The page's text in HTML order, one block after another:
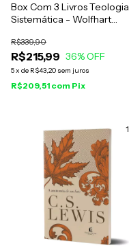
Box Com 3 Livros Teologia
Sistemática - Wolfhart
R$215,99
R$339,90
36% OFF
5x de R$43,20 sem juros
R$209,51 com Pix
1